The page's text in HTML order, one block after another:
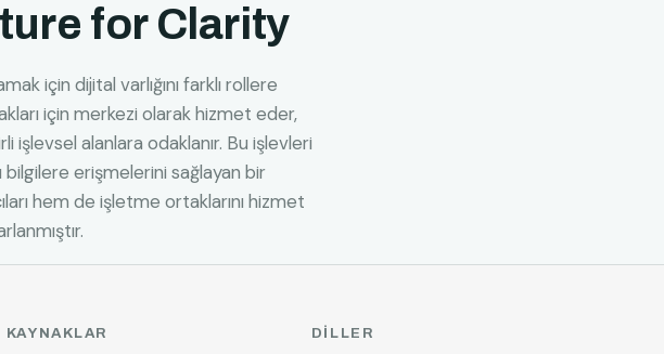
for Clarity
için dijital varlığını farklı rollere
için merkezi olarak hizmet eder,
alanlara odaklanır. Bu işlevleri
bilgilere erişmelerini sağlayan bir
hem de işletme ortaklarını hizmet
KAYNAKLAR DILLER